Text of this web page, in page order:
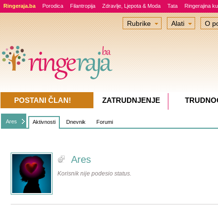
Ringeraja.ba Porodica Filantropija Zdravlje, Ljepota & Moda Tata Ringerajina
Ares Aktivnosti Dnevnik Forumi
Ares
Korisnik nije podesio status.
Rubrike Alati O
POSTANI ČLAN! ZATRUDNJENJE